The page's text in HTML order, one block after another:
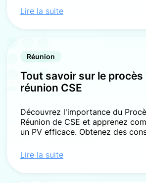
Lire la suite
Réunion
Tout savoir sur le procès
réunion CSE
Découvrez l'importance du
Réunion de CSE et apprenez
un PV efficace. Obtenez des
Lire la suite